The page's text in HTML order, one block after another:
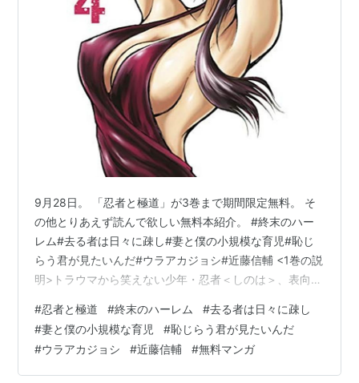
9月28日。 「忍者と極道」が3巻まで期間限定無料。 そ
の他とりあえず読んで欲しい無料本紹介。 #終末のハー
レム#去る者は日々に疎し#妻と僕の小規模な育児#恥じ
らう君が見たいんだ#ウラアカジョシ#近藤信輔 <1巻の説
明>トラウマから笑えない少年・忍者＜しのは＞、表向き
＞。そんな２人が出会った時、３００年にわたる忍者＜
ニンジャ＞と極道＜ゴクドウ＞の殺し合いの炎が熱く燃
え盛る！孤独を抱えた漢達による、情熱と哀切に彩られ
た命のやり取り。決めようか…忍者と極道、どちらが生
#忍者と極道 #終末のハーレム #去る者は日々に疎し
#妻と僕の小規模な育児 #恥じらう君が見たいんだ
#ウラアカジョシ #近藤信輔 #無料マンガ